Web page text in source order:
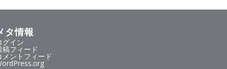
タ情報
グイン
稿フィード
メントフィード